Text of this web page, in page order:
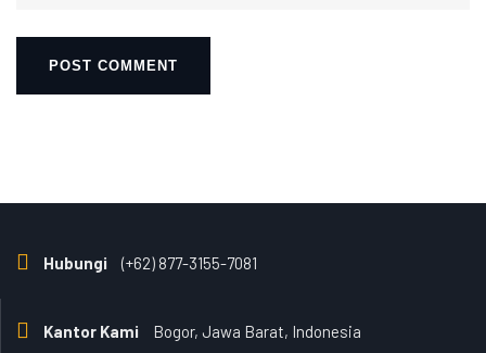
Hubungi (+62) 877-3155-7081
Kantor Kami Bogor, Jawa Barat, Indonesia